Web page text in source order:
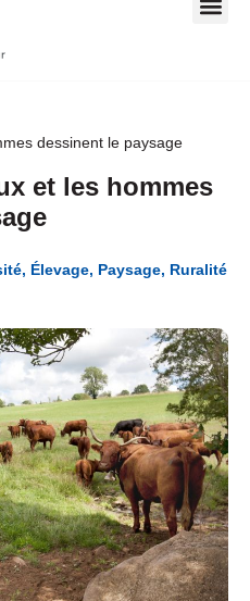
dessinent le paysage
et les hommes
, Élevage, Paysage, Ruralité